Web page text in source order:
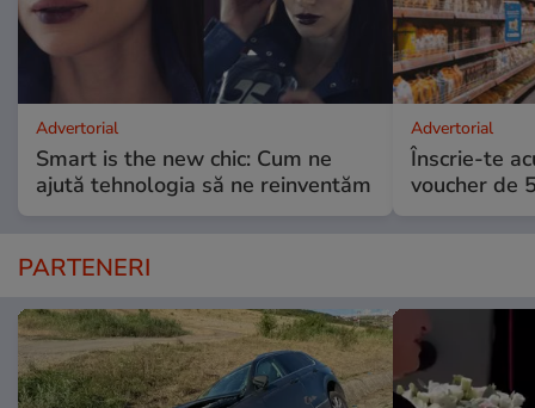
Advertorial
Smart is the new chic: Cum ne
ajută tehnologia să ne reinventăm
Advertorial
Înscrie-te
voucher de
PARTENERI